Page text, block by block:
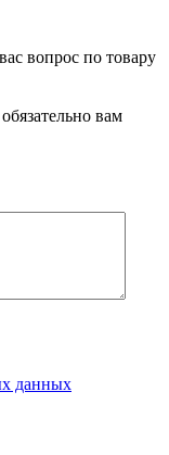
вопрос по товару
вам
данных